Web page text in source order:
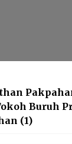
Buruh
(1)